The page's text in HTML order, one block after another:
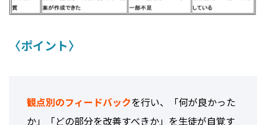
〈ポイント〉
観点別のフィードバックを行い、「何が良かった
か」「どの部分を改善すべきか」を生徒が自覚す